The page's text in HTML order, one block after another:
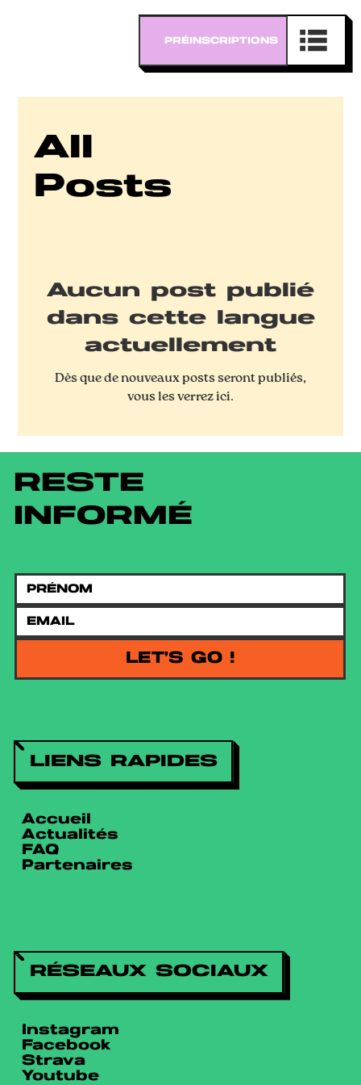
PRÉINSCRIPTIONS
All
Posts
Aucun post publié
dans cette langue
actuellement
Dès que de nouveaux posts seront publiés,
vous les verrez ici.
RESTE
INFORMÉ
LET'S GO !
LIENS RAPIDES
Accueil
Actualités
FAQ
Partenaires
RÉSEAUX SOCIAUX
Instagram
Facebook
Strava
Youtube